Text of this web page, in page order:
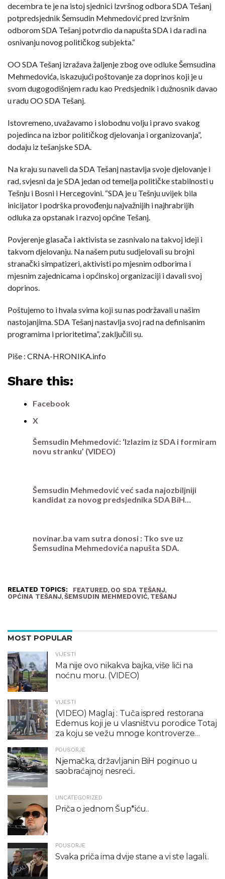
decembra te je na istoj sjednici lzvršnog odbora SDA Tešanj
potpredsjednik Šemsudin Mehmedović pred lzvršnim
odborom SDA Tešanj potvrdio da napušta SDA i da radi na
osnivanju novog političkog subjekta.“
OO SDA Tešanj izražava žaljenje zbog ove odluke Šemsudina
Mehmedovića, iskazujući poštovanje za doprinos koji je u
svom dugogodišnjem radu kao Predsjednik i dužnosnik davao
u radu OO SDA Tešanj.
Istovremeno, uvažavamo i slobodnu volju i pravo svakog
pojedinca na izbor političkog djelovanja i organizovanja”,
dodaju iz tešanjske SDA.
Na kraju su naveli da SDA Tešanj nastavlja svoje djelovanje i
rad, svjesni da je SDA jedan od temelja političke stabilnosti u
Tešnju i Bosni i Hercegovini. “SDA je u Tešnju uvijek bila
inicijator i podrška provođenju najvažnijih i najhrabrijih
odluka za opstanak i razvoj općine Tešanj.
Povjerenje glasača i aktivista se zasnivalo na takvoj ideji i
takvom djelovanju. Na našem putu sudjelovali su brojni
stranački simpatizeri, aktivisti po mjesnim odborima i
mjesnim zajednicama i općinskoj organizaciji i davali svoj
doprinos.
Poštujemo to i hvala svima koji su nas podržavali u našim
nastojanjima. SDA Tešanj nastavlja svoj rad na definisanim
programima i prioritetima”, zaključili su.
Piše : CRNA-HRONIKA.info
Share this:
Facebook
X
Šemsudin Mehmedović: ‘Izlazim iz SDA i formiram
novu stranku’ (VIDEO)
Šemsudin Mehmedović već sada najozbiljniji
kandidat za novog predsjednika SDA BiH…
novinar.ba vam sutra donosi : Tko sve uz
Šemsudina Mehmedovića napušta SDA.
RELATED TOPICS: FEATURED, OO SDA TEŠANJ,
OPĆINA TEŠANJ, ŠEMSUDIN MEHMEDOVIĆ, TEŠANJ
MOST POPULAR
VIJESTI
Ma nije ovo nikakva bajka, više liči na
noćnu moru. (VIDEO)
VIJESTI
(VIDEO) Maglaj : Tuča ispred restorana
Edemus koji je u vlasništvu porodice Totaj
za koju se vežu mnoge kontroverze…
POUSORJE
Njemačka, državljanin BiH poginuo u
saobraćajnoj nesreći..
UNCATEGORIZED
Priča o jednom Šup*iću..
POUSORJE
Svaka priča ima dvije stane a vi ste lagali..